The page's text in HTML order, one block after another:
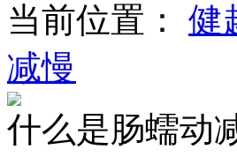
当前位置： 健
减慢
什么是肠蠕动